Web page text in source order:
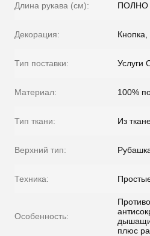
Длина рукава (см): ПОЛНО
Декорация: Кнопка,
Тип поставки: Услуги
Материал: 100%
Тип ткани: Из
Верхний тип:
Техника:
Особенность:
плюс